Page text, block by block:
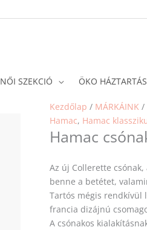
NŐI SZEKCIÓ ÖKO HÁZTARTÁS
Kezdőlap / MÁRKÁINK /
Hamac, Hamac
Hamac
Az új Collerette
benne a betétet,
Tartós mégis rendkívül
francia dizájnú
A csónakos